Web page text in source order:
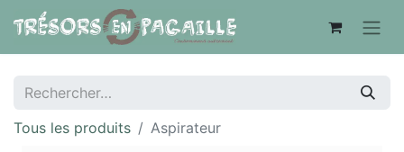
Tous les produits Aspirateur